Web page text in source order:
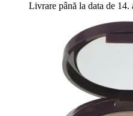
Livrare până la data de 14.